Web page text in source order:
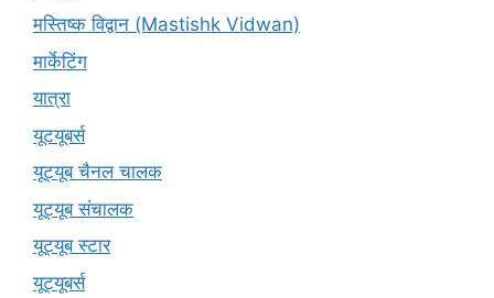
मस्तिष्क विद्वान (Mastishk Vidwan)
मार्केटिंग
यात्रा
यूटयूबर्स
यूट्यूब चैनल चालक
यूट्यूब संचालक
यूट्यूब स्टार
यूट्‍यूबर्स